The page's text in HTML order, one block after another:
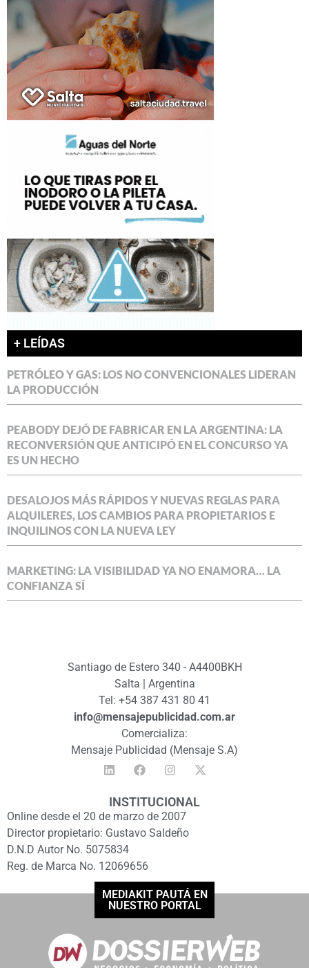
+ LEÍDAS
PETRÓLEO Y GAS: LOS NO CONVENCIONALES LIDERAN
LA PRODUCCIÓN
PEABODY DEJÓ DE FABRICAR EN LA ARGENTINA: LA
RECONVERSIÓN QUE ANTICIPÓ EN EL CONCURSO YA
ES UN HECHO
DESALOJOS MÁS RÁPIDOS Y NUEVAS REGLAS PARA
ALQUILERES, LOS CAMBIOS PARA PROPIETARIOS E
INQUILINOS CON LA NUEVA LEY
MARKETING: LA VISIBILIDAD YA NO ENAMORA… LA
CONFIANZA SÍ
Santiago de Estero 340 - A4400BKH
Salta | Argentina
Tel: +54 387 431 80 41
info@mensajepublicidad.com.ar
Comercializa:
Mensaje Publicidad (Mensaje S.A)
INSTITUCIONAL
Online desde el 20 de marzo de 2007
Director propietario: Gustavo Saldeño
D.N.D Autor No. 5075834
Reg. de Marca No. 12069656
MEDIAKIT PAUTÁ EN
NUESTRO PORTAL